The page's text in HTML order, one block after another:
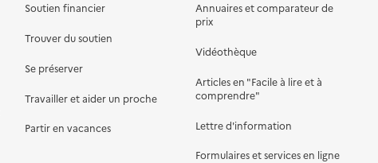
Soutien financier
Trouver du soutien
Se préserver
Travailler et aider un proche
Partir en vacances
Annuaires et comparateur de
prix
Vidéothèque
Articles en "Facile à lire et à
comprendre"
Lettre d'information
Formulaires et services en ligne